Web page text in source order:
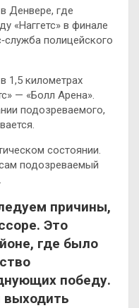
Денвере, где
«Наггетс» в финале
полицейского
1,5 километрах
— «Болл Арена».
подозреваемого,
состоянии.
подозреваемый
причины,
Это
где было
победу.